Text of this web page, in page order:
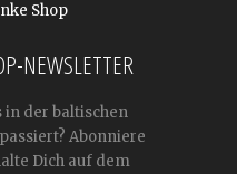
Shop
NEWSLETTER
in der baltischen
Abonniere
Dich auf dem